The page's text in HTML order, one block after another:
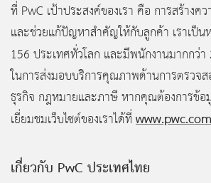
ที่ PwC เป้าประสงค์ของเรา คือ การสร้างค
และช่วยแก้ปัญหาสำคัญให้กับลูกค้า เราเป็น
156 ประเทศทั่วโลก และมีพนักงานมากกว่า
ในการส่งมอบบริการคุณภาพด้านการตรวจ
ธุรกิจ กฎหมายและภาษี หากคุณต้องการข้อ
เยี่ยมชมเว็บไซต์ของเราได้ที่www.pwc.com
เกี่ยวกับ PwCประเทศไทย